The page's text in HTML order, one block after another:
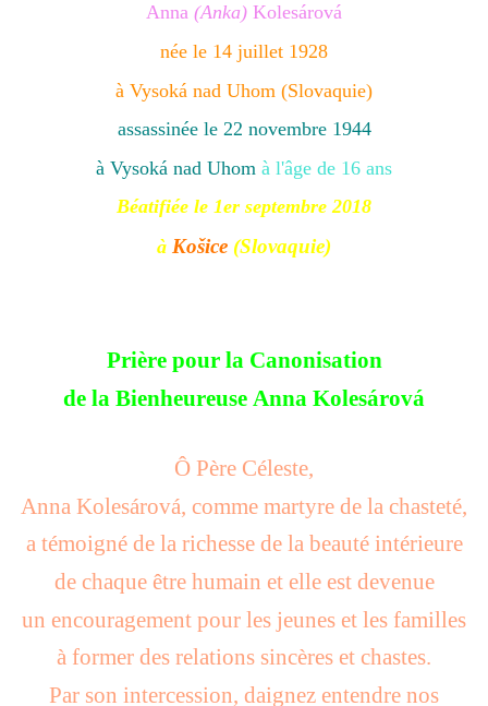
Anna (Anka) Kolesárová
née le 14 juillet 1928
à Vysoká nad Uhom (Slovaquie)
assassinée le 22 novembre 1944
à Vysoká nad Uhom à l'âge de 16 ans
Béatifiée le 1er septembre 2018
à Košice (Slovaquie)
Prière pour la Canonisation
de la Bienheureuse Anna Kolesárová
Ô Père Céleste,
Anna Kolesárová, comme martyre de la chasteté,
a témoigné de la richesse de la beauté intérieure
de chaque être humain et elle est devenue
un encouragement pour les jeunes et les familles
à former des relations sincères et chastes.
Par son intercession, daignez entendre nos